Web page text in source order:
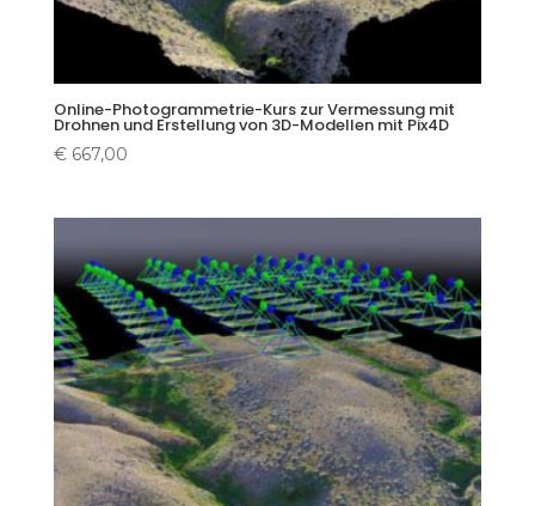
Online-Photogrammetrie-Kurs zur Vermessung mit
Drohnen und Erstellung von 3D-Modellen mit Pix4D
€667,00